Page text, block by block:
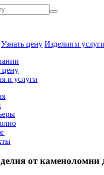
Узнать цену Изделия и услуги
цену
и услуги
от каменоломни